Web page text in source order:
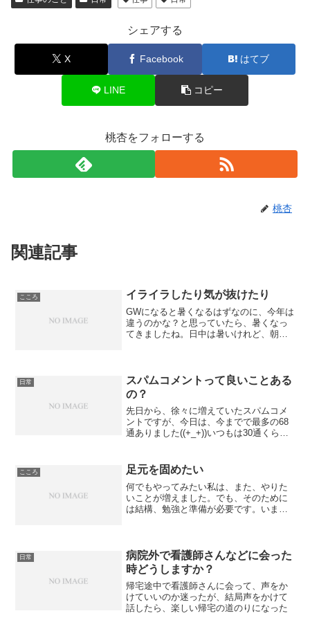
シェアする
X Facebook はてブ
LINE コピー
桃杏をフォローする
桃杏
関連記事
こころ イライラしたり気が抜けたり
GWになると暑くなるはずなのに、今年は
違うのかな？と思っていたら、暑くなっ
てきましたね。日中は暑いけれど、朝晩
いつもだけど・...
日常
スパムコメントって良いことある
の？
先日から、徐々に増えていたスパムコメ
ントですが、今日は、今までで最多の68
通ありました((+_+))いつもは30通くらい
が、こんなことして、何か良いことある
んでしょうか...
こころ 足元を固めたい
何でもやってみたい私は、また、やりた
いことが増えました。でも、そのために
は結構、勉強と準備が必要です。いま、
めたいです。契約終了期間...
日常
病院外で看護師さんなどに会った
時どうしますか？
帰宅途中で看護師さんに会って、声をか
けていいのか迷ったが、結局声をかけて
話したら、楽しい帰宅の道のりになった